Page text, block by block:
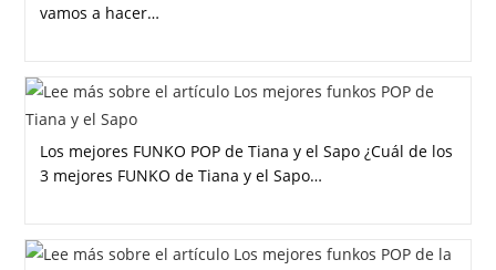
vamos a hacer…
Los mejores FUNKO POP de Tiana y el Sapo ¿Cuál de los
3 mejores FUNKO de Tiana y el Sapo…